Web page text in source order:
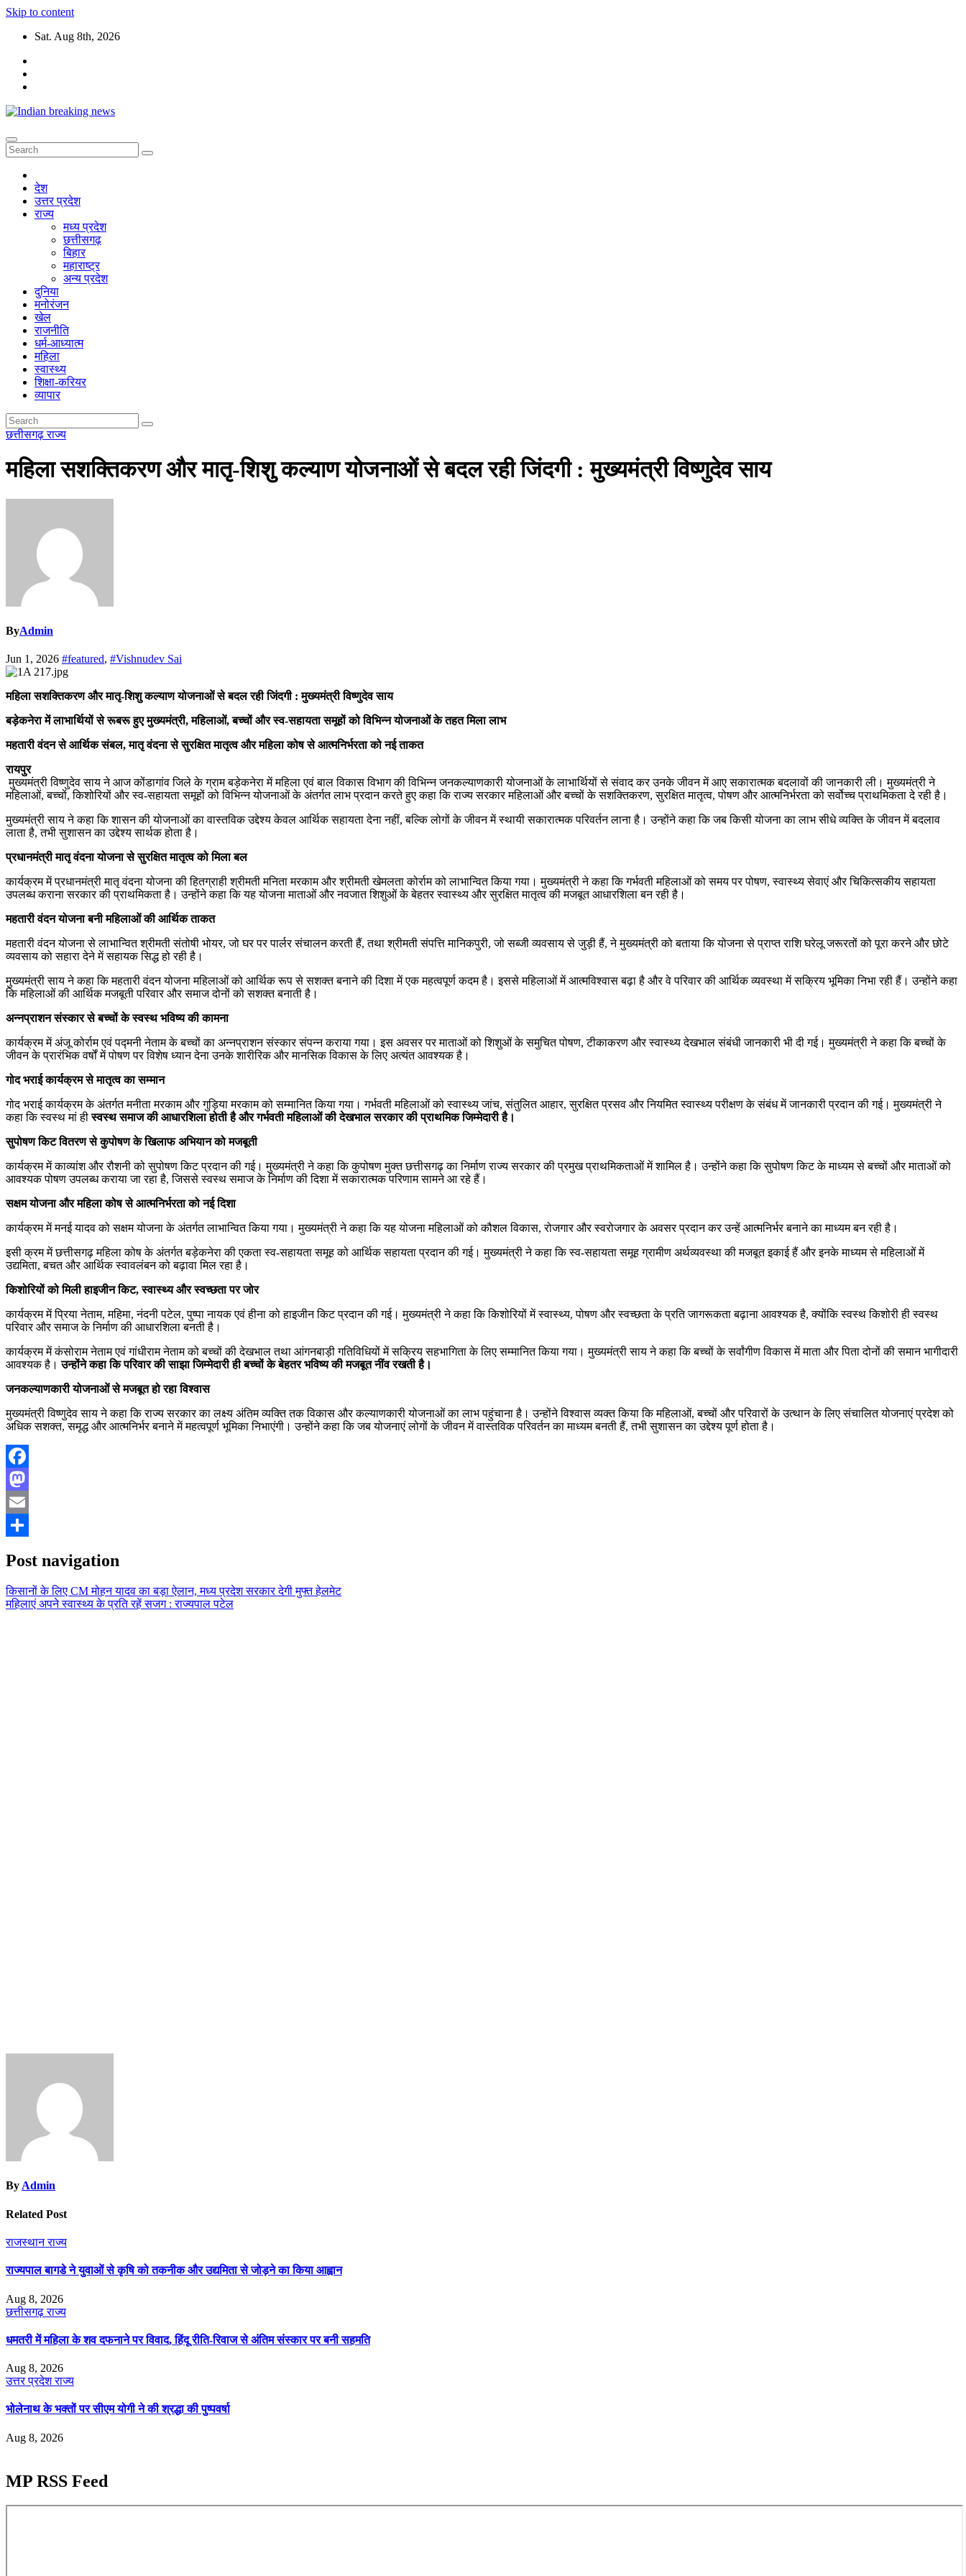
Skip to content
Sat. Aug 8th, 2026
देश
उत्तर प्रदेश
राज्य
मध्य प्रदेश
छत्तीसगढ़
बिहार
महाराष्ट्र
अन्य प्रदेश
दुनिया
मनोरंजन
खेल
राजनीति
धर्म-आध्यात्म
महिला
स्वास्थ्य
शिक्षा-करियर
व्यापार
छत्तीसगढ़राज्य
महिला सशक्तिकरण और मातृ-शिशु कल्याण योजनाओं से बदल रही जिंदगी : मुख्यमंत्री विष्णुदेव साय
ByAdmin
Jun 1, 2026 #featured, #Vishnudev Sai
महिला सशक्तिकरण और मातृ-शिशु कल्याण योजनाओं से बदल रही जिंदगी : मुख्यमंत्री विष्णुदेव साय
बड़ेकनेरा में लाभार्थियों से रूबरू हुए मुख्यमंत्री, महिलाओं, बच्चों और स्व-सहायता समूहों को विभिन्न योजनाओं के तहत मिला लाभ
महतारी वंदन से आर्थिक संबल, मातृ वंदना से सुरक्षित मातृत्व और महिला कोष से आत्मनिर्भरता को नई ताकत
रायपुर
मुख्यमंत्री विष्णुदेव साय ने आज कोंडागांव जिले के ग्राम बड़ेकनेरा में महिला एवं बाल विकास विभाग की विभिन्न जनकल्याणकारी योजनाओं के लाभार्थियों से संवाद कर उनके जीवन में आए सकारात्मक बदलावों की जानकारी ली। मुख्यमंत्री ने
महिलाओं, बच्चों, किशोरियों और स्व-सहायता समूहों को विभिन्न योजनाओं के अंतर्गत लाभ प्रदान करते हुए कहा कि राज्य सरकार महिलाओं और बच्चों के सशक्तिकरण, सुरक्षित मातृत्व, पोषण और आत्मनिर्भरता को सर्वोच्च प्राथमिकता दे रही है।
मुख्यमंत्री साय ने कहा कि शासन की योजनाओं का वास्तविक उद्देश्य केवल आर्थिक सहायता देना नहीं, बल्कि लोगों के जीवन में स्थायी सकारात्मक परिवर्तन लाना है। उन्होंने कहा कि जब किसी योजना का लाभ सीधे व्यक्ति के जीवन में बदलाव
लाता है, तभी सुशासन का उद्देश्य सार्थक होता है।
प्रधानमंत्री मातृ वंदना योजना से सुरक्षित मातृत्व को मिला बल
कार्यक्रम में प्रधानमंत्री मातृ वंदना योजना की हितग्राही श्रीमती मनिता मरकाम और श्रीमती खेमलता कोर्राम को लाभान्वित किया गया। मुख्यमंत्री ने कहा कि गर्भवती महिलाओं को समय पर पोषण, स्वास्थ्य सेवाएं और चिकित्सकीय सहायता
उपलब्ध कराना सरकार की प्राथमिकता है। उन्होंने कहा कि यह योजना माताओं और नवजात शिशुओं के बेहतर स्वास्थ्य और सुरक्षित मातृत्व की मजबूत आधारशिला बन रही है।
महतारी वंदन योजना बनी महिलाओं की आर्थिक ताकत
महतारी वंदन योजना से लाभान्वित श्रीमती संतोषी भोयर, जो घर पर पार्लर संचालन करती हैं, तथा श्रीमती संपत्ति मानिकपुरी, जो सब्जी व्यवसाय से जुड़ी हैं, ने मुख्यमंत्री को बताया कि योजना से प्राप्त राशि घरेलू जरूरतों को पूरा करने और छोटे
व्यवसाय को सहारा देने में सहायक सिद्ध हो रही है।
मुख्यमंत्री साय ने कहा कि महतारी वंदन योजना महिलाओं को आर्थिक रूप से सशक्त बनाने की दिशा में एक महत्वपूर्ण कदम है। इससे महिलाओं में आत्मविश्वास बढ़ा है और वे परिवार की आर्थिक व्यवस्था में सक्रिय भूमिका निभा रही हैं। उन्होंने कहा
कि महिलाओं की आर्थिक मजबूती परिवार और समाज दोनों को सशक्त बनाती है।
अन्नप्राशन संस्कार से बच्चों के स्वस्थ भविष्य की कामना
कार्यक्रम में अंजू कोर्राम एवं पद्मनी नेताम के बच्चों का अन्नप्राशन संस्कार संपन्न कराया गया। इस अवसर पर माताओं को शिशुओं के समुचित पोषण, टीकाकरण और स्वास्थ्य देखभाल संबंधी जानकारी भी दी गई। मुख्यमंत्री ने कहा कि बच्चों के
जीवन के प्रारंभिक वर्षों में पोषण पर विशेष ध्यान देना उनके शारीरिक और मानसिक विकास के लिए अत्यंत आवश्यक है।
गोद भराई कार्यक्रम से मातृत्व का सम्मान
गोद भराई कार्यक्रम के अंतर्गत मनीता मरकाम और गुड़िया मरकाम को सम्मानित किया गया। गर्भवती महिलाओं को स्वास्थ्य जांच, संतुलित आहार, सुरक्षित प्रसव और नियमित स्वास्थ्य परीक्षण के संबंध में जानकारी प्रदान की गई। मुख्यमंत्री ने
कहा कि स्वस्थ मां हीस्वस्थ समाज की आधारशिला होती है और गर्भवती महिलाओं की देखभाल सरकार की प्राथमिक जिम्मेदारी है।
सुपोषण किट वितरण से कुपोषण के खिलाफ अभियान को मजबूती
कार्यक्रम में काव्यांश और रौशनी को सुपोषण किट प्रदान की गई। मुख्यमंत्री ने कहा कि कुपोषण मुक्त छत्तीसगढ़ का निर्माण राज्य सरकार की प्रमुख प्राथमिकताओं में शामिल है। उन्होंने कहा कि सुपोषण किट के माध्यम से बच्चों और माताओं को
आवश्यक पोषण उपलब्ध कराया जा रहा है, जिससे स्वस्थ समाज के निर्माण की दिशा में सकारात्मक परिणाम सामने आ रहे हैं।
सक्षम योजना और महिला कोष से आत्मनिर्भरता को नई दिशा
कार्यक्रम में मनई यादव को सक्षम योजना के अंतर्गत लाभान्वित किया गया। मुख्यमंत्री ने कहा कि यह योजना महिलाओं को कौशल विकास, रोजगार और स्वरोजगार के अवसर प्रदान कर उन्हें आत्मनिर्भर बनाने का माध्यम बन रही है।
इसी क्रम में छत्तीसगढ़ महिला कोष के अंतर्गत बड़ेकनेरा की एकता स्व-सहायता समूह को आर्थिक सहायता प्रदान की गई। मुख्यमंत्री ने कहा कि स्व-सहायता समूह ग्रामीण अर्थव्यवस्था की मजबूत इकाई हैं और इनके माध्यम से महिलाओं में
उद्यमिता, बचत और आर्थिक स्वावलंबन को बढ़ावा मिल रहा है।
किशोरियों को मिली हाइजीन किट, स्वास्थ्य और स्वच्छता पर जोर
कार्यक्रम में प्रिया नेताम, महिमा, नंदनी पटेल, पुष्पा नायक एवं हीना को हाइजीन किट प्रदान की गई। मुख्यमंत्री ने कहा कि किशोरियों में स्वास्थ्य, पोषण और स्वच्छता के प्रति जागरूकता बढ़ाना आवश्यक है, क्योंकि स्वस्थ किशोरी ही स्वस्थ
परिवार और समाज के निर्माण की आधारशिला बनती है।
कार्यक्रम में कंसोराम नेताम एवं गांधीराम नेताम को बच्चों की देखभाल तथा आंगनबाड़ी गतिविधियों में सक्रिय सहभागिता के लिए सम्मानित किया गया। मुख्यमंत्री साय ने कहा कि बच्चों के सर्वांगीण विकास में माता और पिता दोनों की समान भागीदारी
आवश्यक है।उन्होंने कहा कि परिवार की साझा जिम्मेदारी ही बच्चों के बेहतर भविष्य की मजबूत नींव रखती है।
जनकल्याणकारी योजनाओं से मजबूत हो रहा विश्वास
मुख्यमंत्री विष्णुदेव साय ने कहा कि राज्य सरकार का लक्ष्य अंतिम व्यक्ति तक विकास और कल्याणकारी योजनाओं का लाभ पहुंचाना है। उन्होंने विश्वास व्यक्त किया कि महिलाओं, बच्चों और परिवारों के उत्थान के लिए संचालित योजनाएं प्रदेश को
अधिक सशक्त, समृद्ध और आत्मनिर्भर बनाने में महत्वपूर्ण भूमिका निभाएंगी। उन्होंने कहा कि जब योजनाएं लोगों के जीवन में वास्तविक परिवर्तन का माध्यम बनती हैं, तभी सुशासन का उद्देश्य पूर्ण होता है।
Facebook
Mastodon
Email
Post navigation
किसानों के लिए CM मोहन यादव का बड़ा ऐलान, मध्य प्रदेश सरकार देगी मुफ्त हेलमेट
महिलाएं अपने स्वास्थ्य के प्रति रहें सजग : राज्यपाल पटेल
ByAdmin
Related Post
राजस्थानराज्य
राज्यपाल बागडे ने युवाओं से कृषि को तकनीक और उद्यमिता से जोड़ने का किया आह्वान
Aug 8, 2026
छत्तीसगढ़राज्य
धमतरी में महिला के शव दफनाने पर विवाद, हिंदू रीति-रिवाज से अंतिम संस्कार पर बनी सहमति
Aug 8, 2026
उत्तर प्रदेशराज्य
भोलेनाथ के भक्तों पर सीएम योगी ने की श्रद्धा की पुष्पवर्षा
Aug 8, 2026
MP RSS Feed